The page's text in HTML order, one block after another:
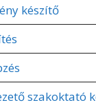
készítő
szakoktató